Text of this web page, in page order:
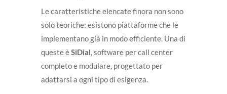
Le caratteristiche elencate finora non sono
solo teoriche: esistono piattaforme che le
implementano già in modo efficiente. Una di
queste èSiDial, software per call center
completo e modulare, progettato per
adattarsi a ogni tipo di esigenza.